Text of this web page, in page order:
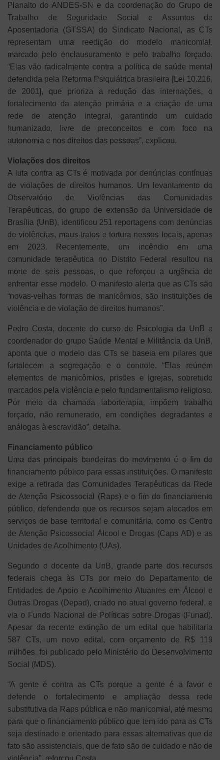
Planalto do ANDES-SN e da coordenação do Grupo de
Trabalho de Seguridade Social e Assuntos de
Aposentadoria (GTSSA) do Sindicato Nacional, as CTs
representam uma reedição do modelo manicomial,
marcado pelo enclausuramento e pelo trabalho forçado.
“Elas vão radicalmente contra a política de saúde mental
defendida pela Reforma Psiquiátrica brasileira [Lei 10.216,
de 2001], que prioriza a redução das internações, o
fortalecimento da atenção primária e a criação de uma
rede de atenção integral, garantindo um cuidado
humanizado, livre de preconceitos e com foco na
autonomia e nos direitos das pessoas”, explicou.
Violações dos direitos
A luta contra as CTs é motivada por denúncias contínuas
de violações de direitos humanos. Um levantamento do
Observatório de Violências das Comunidades
Terapêuticas, do grupo de extensão da Universidade de
Brasília (UnB), identificou 251 reportagens com denúncias
de violências, maus-tratos e tortura nesses locais, apenas
em 2023. Recentemente, um incêndio em uma
comunidade terapêutica no Distrito Federal resultou na
morte de seis pessoas, o que reforçou a urgência de
enfrentar esse modelo. O manifesto alerta que as CTs são
“novas-velhas formas de manicômios, são instituições de
violência e de violação de direitos humanos”.
Pedro Costa, docente do curso de Psicologia da UnB e
coordenador do grupo Saúde Mental e Militância da UnB,
aponta que o modelo das CTs se baseia em pilares que
fortalecem a segregação e o controle. “Elas reúnem
elementos de manicômios, prisões e igrejas, sobretudo
marcados pela violência e pelo fundamentalismo religioso.
Por meio da chamada laborterapia, impõem trabalho
forçado, não remunerado, em condições degradantes e
análogas à escravidão”, detalha.
Financiamento público
Uma das principais bandeiras do movimento é o fim do
financiamento público para essas instituições. O manifesto
exige a retirada das Comunidades Terapêuticas da Rede
de Atenção Psicossocial (Raps) e o fim do financiamento
público, defendendo que os recursos sejam alocados em
serviços de base territorial e comunitária, como os Centro
de Atenção Psicossocial Álcool e Drogas (Caps AD) e as
Unidades de Acolhimento (UAs).
Segundo o docente da UnB, grande parte dos recursos
federais chega às CTs por meio do Departamento de
Entidades de Apoio e Acolhimento Atuantes em Álcool e
Outras Drogas (Depad), criado no atual governo federal, e
via o Fundo Nacional de Políticas sobre Drogas (Funad).
Apesar da recente extinção de um edital que habilitaria
587 CTs, um novo edital, com orçamento de R$ 119
milhões, foi publicado pelo Ministério do Desenvolvimento
Social (MDS).
“A gente é contra as CTs porque a gente é a favor e
defende o fortalecimento e ampliação dessa rede
substitutiva da Raps pública e não manicomial, até mesmo
para que o financiamento público que tem ido para as CTs
seja destinado e orientado para essas alternativas que de
fato são assistenciais, que de fato são de cuidado e não de
violência”, reforçou Costa.